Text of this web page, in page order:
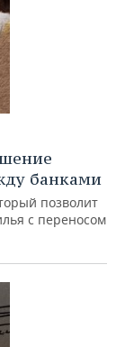
банками
позволит
с переносом